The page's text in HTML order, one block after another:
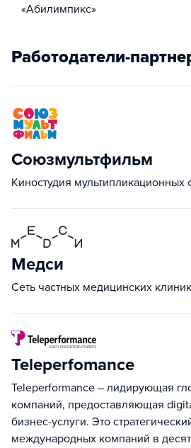
«Абилимпикс»
Работодатели-
Союзмультфильм
Киностудия мультипликационных
Медси
Сеть частных медицинских клиник
Teleperfomance
Teleperformance – лидирующая
компаний, предоставляющая
бизнес-услуги. Это
международных компаний в